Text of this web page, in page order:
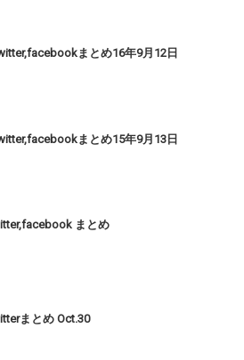
まとめ16年9月12日
まとめ15年9月13日
まとめ
まとめ Oct.30